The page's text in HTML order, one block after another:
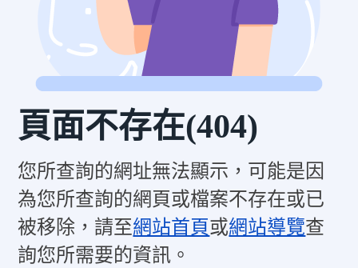
頁面不存在(404)
您所查詢的網址無法顯示，可能是因
為您所查詢的網頁或檔案不存在或已
被移除，請至網站首頁或網站導覽查
詢您所需要的資訊。